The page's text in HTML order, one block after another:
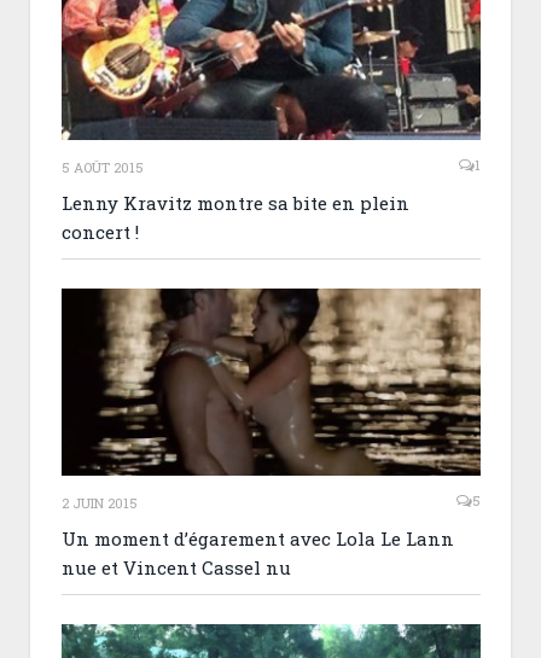
5 AOÛT 2015 1
Lenny Kravitz montre sa bite en plein
concert !
2 JUIN 2015 5
Un moment d’égarement avec Lola Le Lann
nue et Vincent Cassel nu